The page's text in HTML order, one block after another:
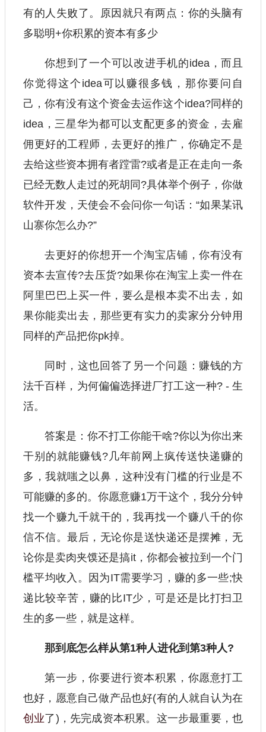
有的人失败了。原因就只有两点：你的头脑有
多聪明+你积累的资本有多少
你想到了一个可以改进手机的idea，而且
你觉得这个idea可以赚很多钱，那你要问自
己，你有没有这个资金去运作这个idea?同样的
idea，三星华为都可以支配更多的资金，去雇
佣更好的工程师，去更好的推广，你确定不是
去给这些资本拥有者蹚雷?或者是正在走向一条
已经无数人走过的死胡同?具体举个例子，你做
软件开发，天使会不会问你一句话：“如果某讯
山寨你怎么办?”
去更好的你想开一个淘宝店铺，你有没有
资本去宣传?去压货?如果你在淘宝上卖一件在
阿里巴巴上买一件，要么是根本卖不出去，如
果你能卖出去，那些更有实力的卖家分分钟用
同样的产品把你pk掉。
同时，这也回答了另一个问题：赚钱的方
法千百样，为何偏偏选择进厂打工这一种? - 生
活。
答案是：你不打工你能干啥?你以为你出来
干别的就能赚钱?几年前网上疯传送快递赚的
多，我就嗤之以鼻，这种没有门槛的行业是不
可能赚的多的。你愿意赚1万干这个，我分分钟
找一个赚九千就干的，我再找一个赚八千的你
信不信。最后，无论你是送快递还是摆摊，无
论你是卖肉夹馍还是搞it，你都会被拉到一个门
槛平均收入。因为IT需要学习，赚的多一些;快
递比较辛苦，赚的比IT少，可是还是比打扫卫
生的多一些，就是这样。
那到底怎么样从第1种人进化到第3种人?
第一步，你要进行资本积累，你愿意打工
也好，愿意自己做产品也好(有的人就自认为在
创业了)，先完成资本积累。这一步最重要，也